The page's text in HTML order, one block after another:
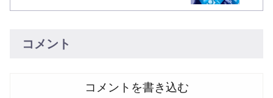
コメント
コメントを書き込む